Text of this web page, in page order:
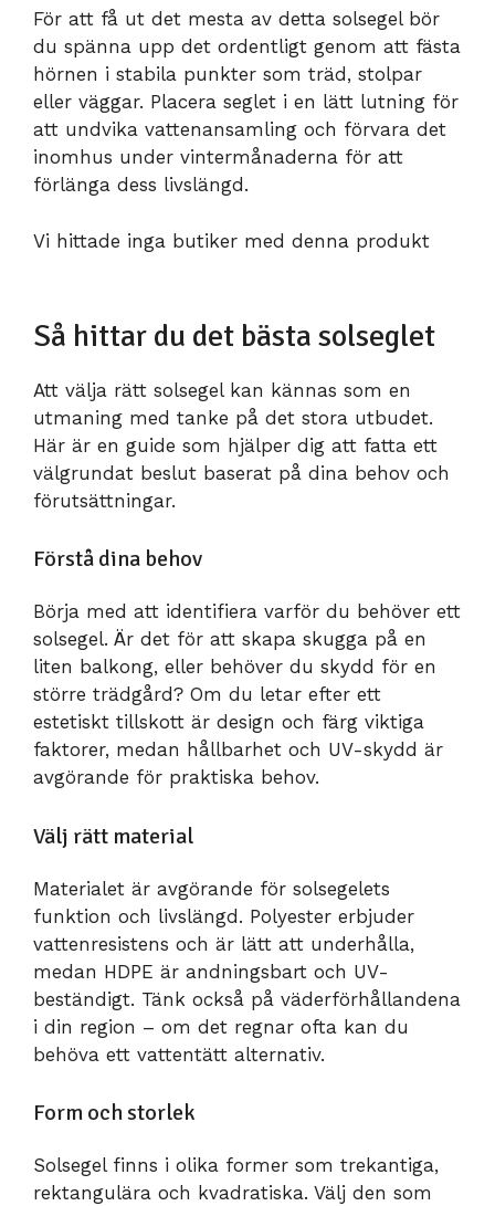
För att få ut det mesta av detta solsegel bör
du spänna upp det ordentligt genom att fästa
hörnen i stabila punkter som träd, stolpar
eller väggar. Placera seglet i en lätt lutning för
att undvika vattenansamling och förvara det
inomhus under vintermånaderna för att
förlänga dess livslängd.
Vi hittade inga butiker med denna produkt
Så hittar du det bästa solseglet
Att välja rätt solsegel kan kännas som en
utmaning med tanke på det stora utbudet.
Här är en guide som hjälper dig att fatta ett
välgrundat beslut baserat på dina behov och
förutsättningar.
Förstå dina behov
Börja med att identifiera varför du behöver ett
solsegel. Är det för att skapa skugga på en
liten balkong, eller behöver du skydd för en
större trädgård? Om du letar efter ett
estetiskt tillskott är design och färg viktiga
faktorer, medan hållbarhet och UV-skydd är
avgörande för praktiska behov.
Välj rätt material
Materialet är avgörande för solsegelets
funktion och livslängd. Polyester erbjuder
vattenresistens och är lätt att underhålla,
medan HDPE är andningsbart och UV-
beständigt. Tänk också på väderförhållandena
i din region – om det regnar ofta kan du
behöva ett vattentätt alternativ.
Form och storlek
Solsegel finns i olika former som trekantiga,
rektangulära och kvadratiska. Välj den som